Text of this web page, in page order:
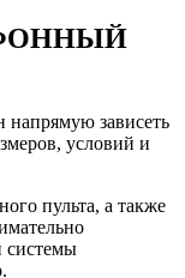
зависеть
условий и
пульта, а также
системы